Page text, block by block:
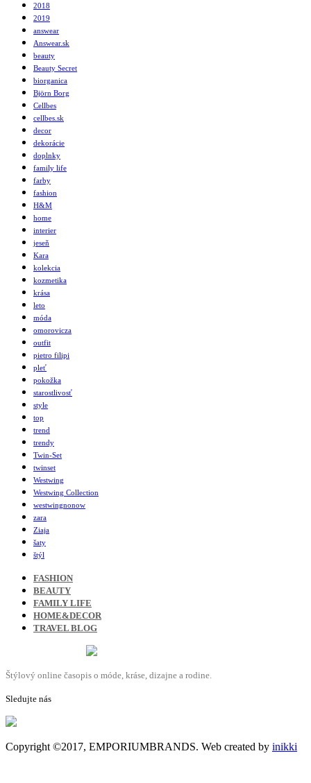
2018
2019
answear
Answear.sk
beauty
Beauty Secret
biorganica
Björn Borg
Cellbes
cellbes.sk
decor
dekorácie
doplnky
family life
farby
fashion
H&M
home
interier
jeseň
Kara
kolekcia
kozmetika
krása
leto
móda
omorovicza
outfit
pietro filipi
pleť
pokožka
starostlivosť
style
top
trend
trendy
Twin-Set
twinset
Westwing
Westwing Collection
westwingnonow
zara
Ziaja
šaty
štýl
FASHION
BEAUTY
FAMILY LIFE
HOME&DECOR
TRAVEL BLOG
Štýlový online časopis o móde, kráse, dizajne a rodine.
Sledujte nás
Copyright ©2017, EMPORIUMBRANDS. Web created by inikki